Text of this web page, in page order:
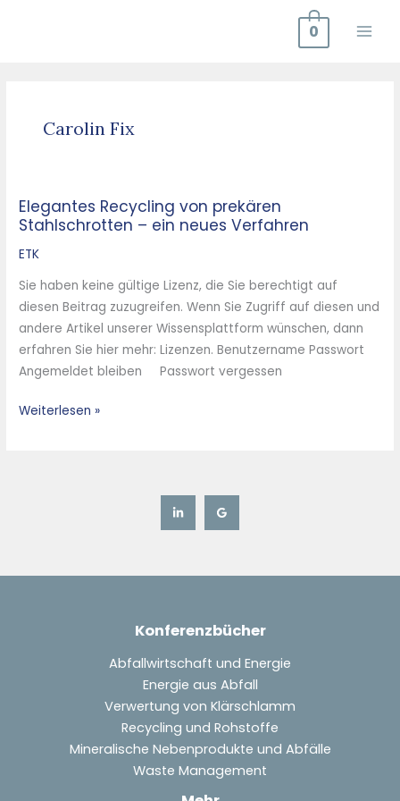
0
Carolin Fix
Elegantes Recycling von prekären
Stahlschrotten – ein neues Verfahren
ETK
Sie haben keine gültige Lizenz, die Sie berechtigt auf
diesen Beitrag zuzugreifen. Wenn Sie Zugriff auf diesen und
andere Artikel unserer Wissensplattform wünschen, dann
erfahren Sie hier mehr: Lizenzen. Benutzername Passwort
Angemeldet bleiben Passwort vergessen
Elegantes
Recycling
von
Stahlschrotten
–
ein
neues
Verfahren
Weiterlesen »
Konferenzbücher
Abfallwirtschaft und Energie
Energie aus Abfall
Verwertung von Klärschlamm
Recycling und Rohstoffe
Mineralische Nebenprodukte und Abfälle
Waste Management